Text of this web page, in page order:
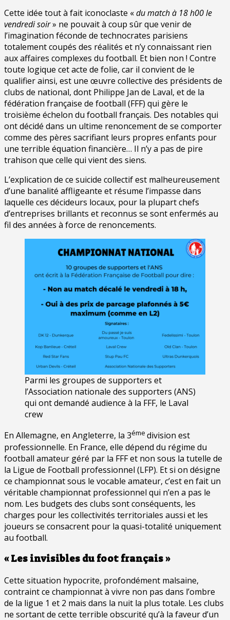
Cette idée tout à fait iconoclaste «du match à 18 h00 le
vendredi soir» ne pouvait à coup sûr que venir de
l’imagination féconde de technocrates parisiens
totalement coupés des réalités et n’y connaissant rien
aux affaires complexes du football. Et bien non ! Contre
toute logique cet acte de folie, car il convient de le
qualifier ainsi, est une œuvre collective des présidents de
clubs de national, dont Philippe Jan de Laval, et de la
fédération française de football (FFF) qui gère le
troisième échelon du football français. Des notables qui
ont décidé dans un ultime renoncement de se comporter
comme des pères sacrifiant leurs propres enfants pour
une terrible équation financière… Il n’y a pas de pire
trahison que celle qui vient des siens.
L’explication de ce suicide collectif est malheureusement
d’une banalité affligeante et résume l’impasse dans
laquelle ces décideurs locaux, pour la plupart chefs
d’entreprises brillants et reconnus se sont enfermés au
fil des années à force de renoncements.
Parmi les groupes de supporters et
l’Association nationale des supporters (ANS)
qui ont demandé audience à la FFF, le Laval
crew
En Allemagne, en Angleterre, la 3éme division est
professionnelle. En France, elle dépend du régime du
football amateur géré par la FFF et non sous la tutelle de
la Ligue de Football professionnel (LFP). Et si on désigne
ce championnat sous le vocable amateur, c’est en fait un
véritable championnat professionnel qui n’en a pas le
nom. Les budgets des clubs sont conséquents, les
charges pour les collectivités territoriales aussi et les
joueurs se consacrent pour la quasi-totalité uniquement
au football.
« Les invisibles du foot français »
Cette situation hypocrite, profondément malsaine,
contraint ce championnat à vivre non pas dans l’ombre
de la ligue 1 et 2 mais dans la nuit la plus totale. Les clubs
ne sortant de cette terrible obscurité qu’à la faveur d’un